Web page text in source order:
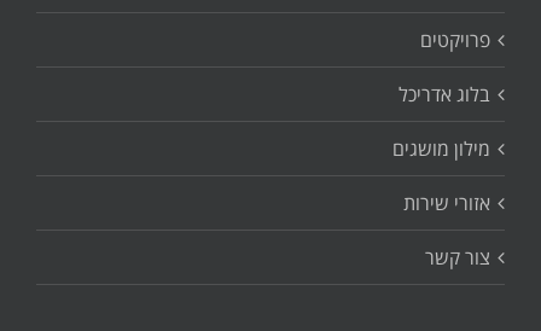
פרויקטים
בלוג אדריכל
מילון מושגים
אזורי שירות
צור קשר